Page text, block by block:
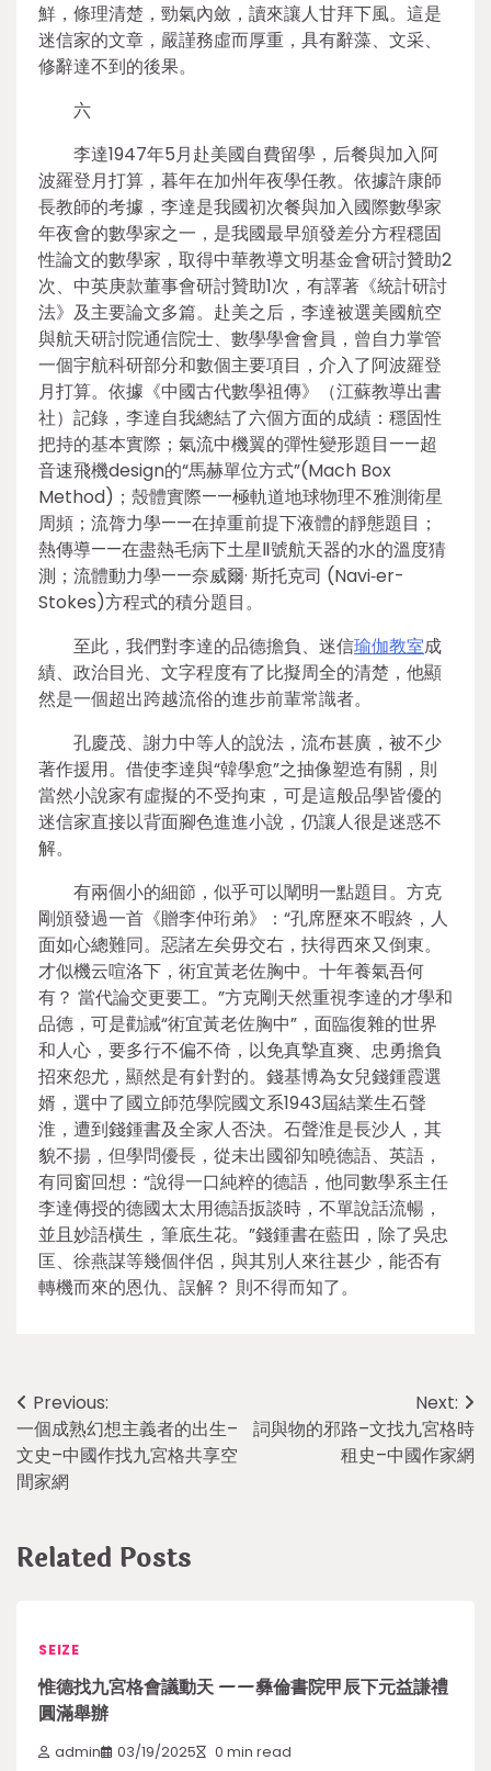
鮮，條理清楚，勁氣內斂，讀來讓人甘拜下風。這是
迷信家的文章，嚴謹務虛而厚重，具有辭藻、文采、
修辭達不到的後果。
六
李達1947年5月赴美國自費留學，后餐與加入阿
波羅登月打算，暮年在加州年夜學任教。依據許康師
長教師的考據，李達是我國初次餐與加入國際數學家
年夜會的數學家之一，是我國最早頒發差分方程穩固
性論文的數學家，取得中華教導文明基金會研討贊助2
次、中英庚款董事會研討贊助1次，有譯著《統計研討
法》及主要論文多篇。赴美之后，李達被選美國航空
與航天研討院通信院士、數學學會會員，曾自力掌管
一個宇航科研部分和數個主要項目，介入了阿波羅登
月打算。依據《中國古代數學祖傳》（江蘇教導出書
社）記錄，李達自我總結了六個方面的成績：穩固性
把持的基本實際；氣流中機翼的彈性變形題目——超
音速飛機design的“馬赫單位方式”(Mach Box
Method)；殼體實際——極軌道地球物理不雅測衛星
周頻；流膂力學——在掉重前提下液體的靜態題目；
熱傳導——在盡熱毛病下土星Ⅱ號航天器的水的溫度猜
測；流體動力學——奈威爾· 斯托克司 (Navi⁃er-
Stokes)方程式的積分題目。
至此，我們對李達的品德擔負、迷信瑜伽教室成
績、政治目光、文字程度有了比擬周全的清楚，他顯
然是一個超出跨越流俗的進步前輩常識者。
孔慶茂、謝力中等人的說法，流布甚廣，被不少
著作援用。借使李達與“韓學愈”之抽像塑造有關，則
當然小說家有虛擬的不受拘束，可是這般品學皆優的
迷信家直接以背面腳色進進小說，仍讓人很是迷惑不
解。
有兩個小的細節，似乎可以闡明一點題目。方克
剛頒發過一首《贈李仲珩弟》：“孔席歷來不暇終，人
面如心總難同。惡諸左矣毋交右，扶得西來又倒東。
才似機云喧洛下，術宜黃老佐胸中。十年養氣吾何
有？ 當代論交更要工。”方克剛天然重視李達的才學和
品德，可是勸誡“術宜黃老佐胸中”，面臨復雜的世界
和人心，要多行不偏不倚，以免真摯直爽、忠勇擔負
招來怨尤，顯然是有針對的。錢基博為女兒錢鍾霞選
婿，選中了國立師范學院國文系1943屆結業生石聲
淮，遭到錢鍾書及全家人否決。石聲淮是長沙人，其
貌不揚，但學問優長，從未出國卻知曉德語、英語，
有同窗回想：“說得一口純粹的德語，他同數學系主任
李達傳授的德國太太用德語扳談時，不單說話流暢，
並且妙語橫生，筆底生花。”錢鍾書在藍田，除了吳忠
匡、徐燕謀等幾個伴侶，與其別人來往甚少，能否有
轉機而來的恩仇、誤解？ 則不得而知了。
Post
navigation
Previous:
一個成熟幻想主義者的出生–
文史–中國作找九宮格共享空
間家網
Next:
詞與物的邪路–文找九宮格時
租史–中國作家網
Related Posts
SEIZE
惟德找九宮格會議動天 ——彝倫書院甲辰下元益謙禮
圓滿舉辦
admin 03/19/2025 0 min read